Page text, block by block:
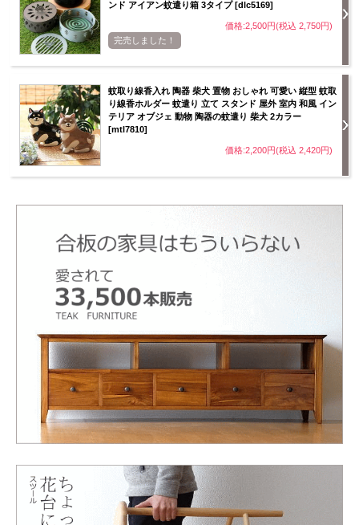
ンド アイアン蚊遣り箱 3タイプ [dlc5169]
価格:2,500円(税込 2,750円)
完売しました！
蚊取り線香入れ 陶器 柴犬 置物 おしゃれ 可愛い 縦型 蚊取
り線香ホルダー 蚊遣り 立て スタンド 屋外 室内 和風 イン
テリア オブジェ 動物 陶器の蚊遣り 柴犬 2カラー
[mtl7810]
価格:2,200円(税込 2,420円)